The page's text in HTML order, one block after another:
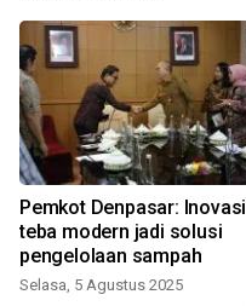
Pemkot Denpasar: Inovasi
teba modern jadi solusi
pengelolaan sampah
Selasa, 5 Agustus 2025